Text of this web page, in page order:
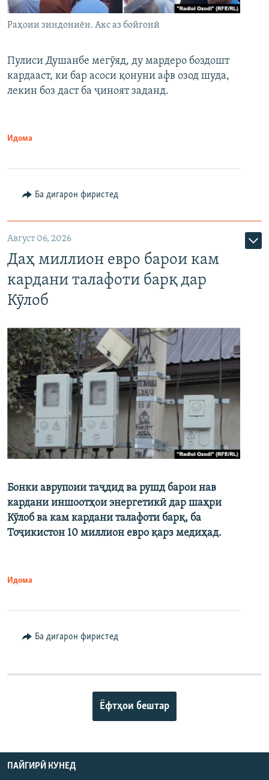
Раҳоии зиндониён. Акс аз бойгонӣ
Пулиси Душанбе мегӯяд, ду мардеро боздошт
кардааст, ки бар асоси қонуни афв озод шуда,
лекин боз даст ба ҷиноят заданд.
Идома
Ба дигарон фиристед
Август 06, 2026
Даҳ миллион евро барои кам
кардани талафоти барқ дар
Кӯлоб
Бонки аврупоии таҷдид ва рушд барои нав
кардани иншоотҳои энергетикӣ дар шаҳри
Кӯлоб ва кам кардани талафоти барқ, ба
Тоҷикистон 10 миллион евро қарз медиҳад.
Идома
Ба дигарон фиристед
Ёфтҳои бештар
ПАЙГИРӢ КУНЕД